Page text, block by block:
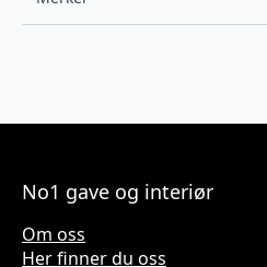
No1 gave og interiør
Om oss
Her finner du oss